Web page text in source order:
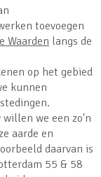
toevoegen
Waarden langs de
op het gebied
kunnen
we een zo'n
aarde en
daarvan is
55 & 58